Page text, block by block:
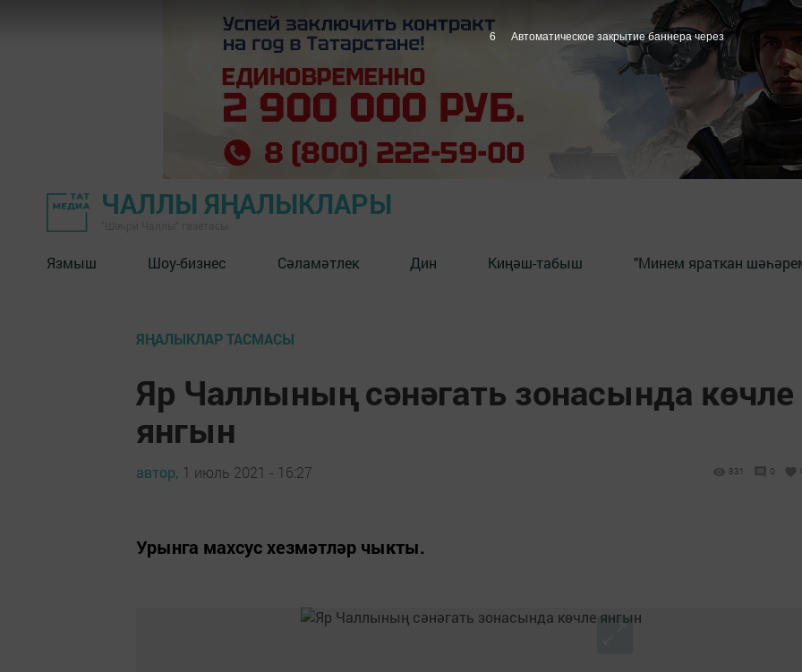
ЧАЛЛЫ ЯҢАЛЫКЛАРЫ
Язмыш Шоу-бизнес Сәламәтлек Дин Киңәш-табыш "Минем яраткан
ЯҢАЛЫКЛАР ТАСМАСЫ
Яр Чаллының сәнәгать зонасында көчле
янгын
автор, 1 июль 2021 - 16:27 831 0
Урынга махсус хезмәтләр чыкты.
5 Автоматическое закрытие баннера через